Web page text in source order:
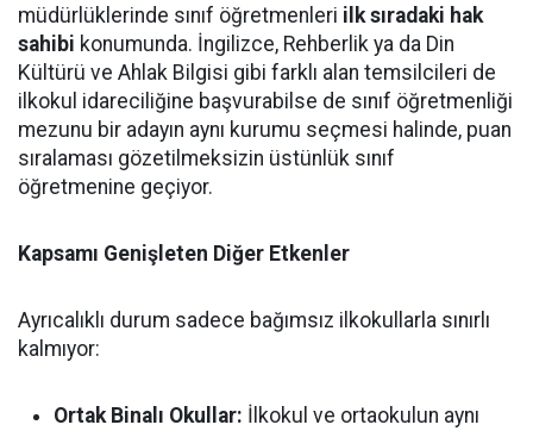
müdürlüklerinde sınıf öğretmenleri ilk sıradaki hak
sahibi konumunda. İngilizce, Rehberlik ya da Din
Kültürü ve Ahlak Bilgisi gibi farklı alan temsilcileri de
ilkokul idareciliğine başvurabilse de sınıf öğretmenliği
mezunu bir adayın aynı kurumu seçmesi halinde, puan
sıralaması gözetilmeksizin üstünlük sınıf
öğretmenine geçiyor.
Kapsamı Genişleten Diğer Etkenler
Ayrıcalıklı durum sadece bağımsız ilkokullarla sınırlı
kalmıyor:
Ortak Binalı Okullar: İlkokul ve ortaokulun aynı